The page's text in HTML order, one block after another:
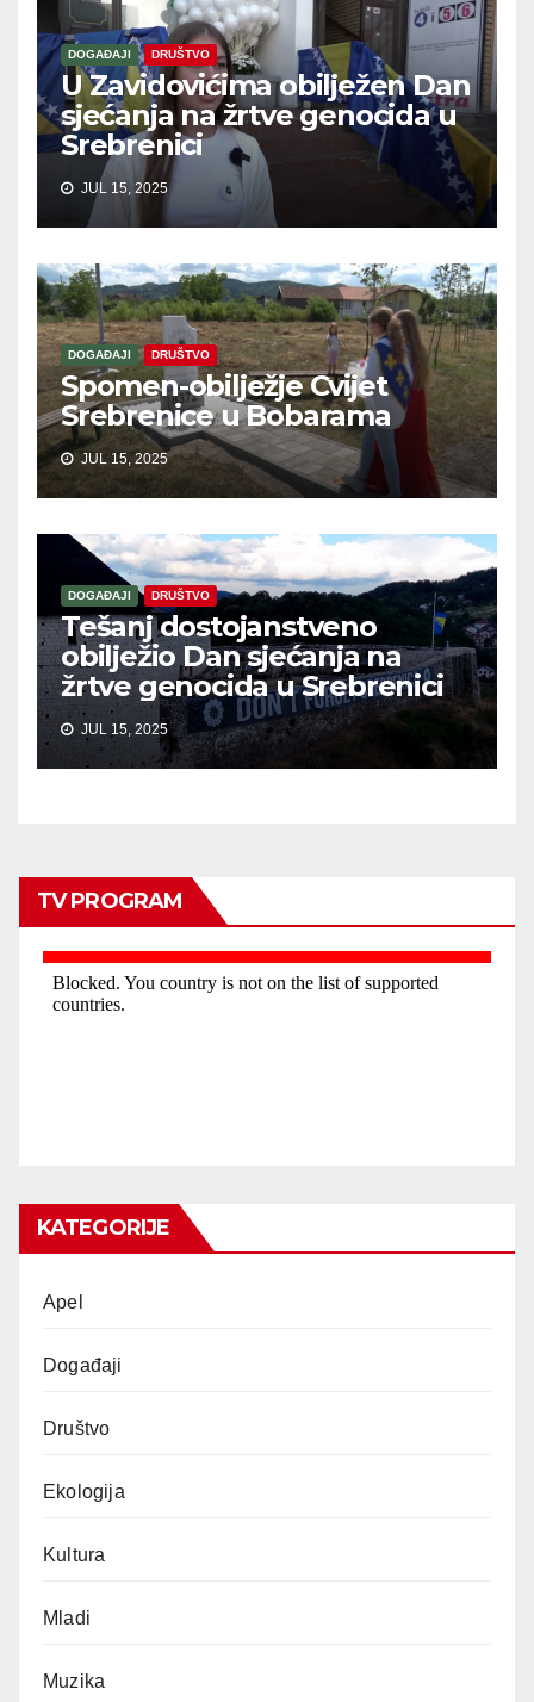
DOGAĐAJI DRUŠTVO
U Zavidovićima obilježen Dan
sjećanja na žrtve genocida u
Srebrenici
JUL 15, 2025
DOGAĐAJI DRUŠTVO
Spomen-obilježje Cvijet
Srebrenice u Bobarama
JUL 15, 2025
DOGAĐAJI DRUŠTVO
Tešanj dostojanstveno
obilježio Dan sjećanja na
žrtve genocida u Srebrenici
JUL 15, 2025
TV PROGRAM
KATEGORIJE
Apel
Događaji
Društvo
Ekologija
Kultura
Mladi
Muzika